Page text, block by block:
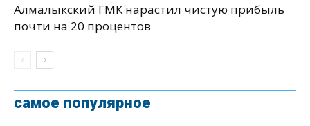
Алмалыкский ГМК нарастил чистую прибыль
почти на 20 процентов
самое популярное